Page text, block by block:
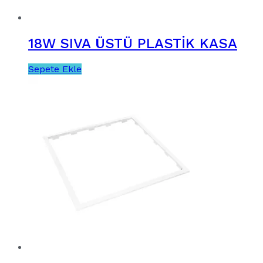
18W SIVA ÜSTÜ PLASTİK KASA
Sepete Ekle